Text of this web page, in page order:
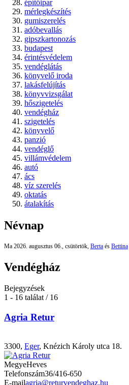
építőipar
mérlegkészítés
gumiszerelés
adóbevallás
gipszkartonozás
budapest
érintésvédelem
vendéglátás
könyvelő iroda
lakásfelújítás
könyvvizsgálat
hőszigetelés
vendégház
szigetelés
könyvelő
panzió
vendéglő
villámvédelem
autó
ács
víz szerelés
oktatás
átalakítás
Névnap
Ma 2026. augusztus 06., csütörtök, Berta és Bettina
Vendégház
Bejegyzések
1 - 16 találat / 16
Agria Retur
3300, Eger, Knézich Károly utca 18.
MegyeHeves
Telefonszám36/416-650
E-mailagria@returvendeghaz.hu